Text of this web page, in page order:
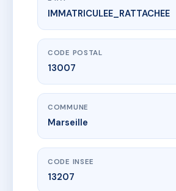
www.vme.plus/AC6692917
40 ENDOUME
40 r d'endoume
IMMATRICULEE_RATTACHEE
CODE POSTAL
13007
COMMUNE
Marseille
CODE INSEE
13207